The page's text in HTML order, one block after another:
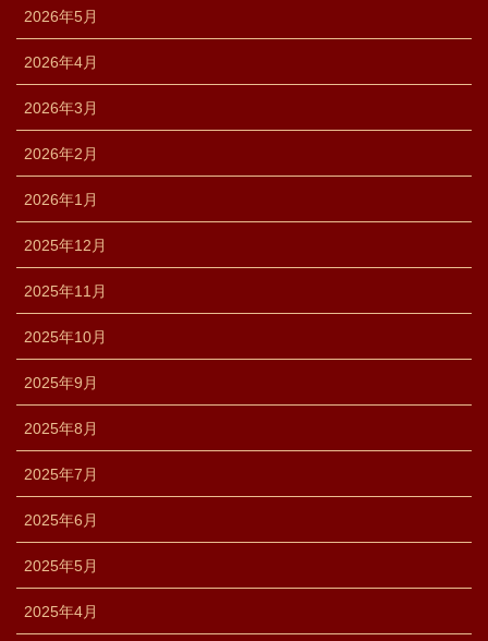
2026年5月
2026年4月
2026年3月
2026年2月
2026年1月
2025年12月
2025年11月
2025年10月
2025年9月
2025年8月
2025年7月
2025年6月
2025年5月
2025年4月